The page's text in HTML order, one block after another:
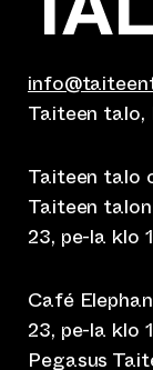
Taiteen talo,
Taiteen talo
Taiteen
23, pe-la klo
Café
23, pe-la klo
Pegasus